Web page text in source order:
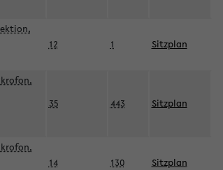
12 1 Sitzplan
35 443 Sitzplan
14 130 Sitzplan